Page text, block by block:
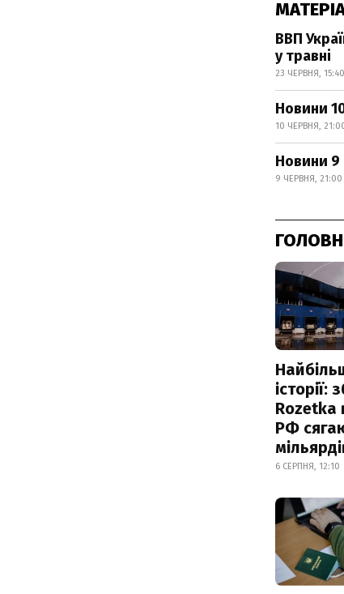
ВВП
у травні
23 ЧЕРВНЯ, 15:40
Новини
10 ЧЕРВНЯ,
Новини 9
9 ЧЕРВНЯ, 21:00
історії:
Rozetka
РФ
6 СЕРПНЯ, 12:10